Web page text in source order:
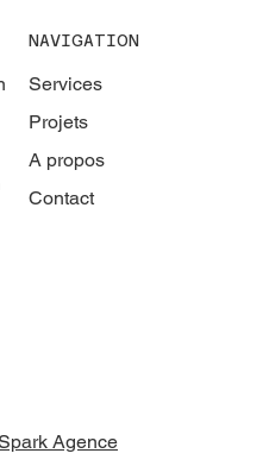
NAVIGATION
Services
Projets
A propos
Contact
Agence